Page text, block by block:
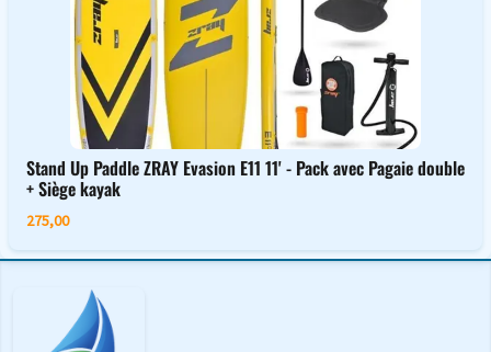
Stand Up Paddle ZRAY Evasion E11 11' - Pack avec Pagaie double
+ Siège kayak
275,00